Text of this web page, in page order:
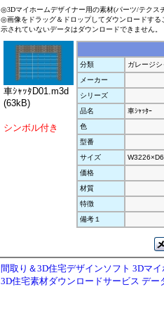
◎3Dマイホームデザイナー用の素材(パーツ/テクス
◎画像をドラッグ＆ドロップしてダウンロードす
示されていないデータはダウンロードできません。
車ｼｬｯﾀD01.m3d
(63kB)
シンボル付き
分類
ガレージ
メーカー
シリーズ
品名
車ｼｬｯﾀｰ
色
型番
サイズ
価格
材質
特徴
備考１
間取り＆3D住宅デザインソフト 3Dマ
3D住宅素材ダウンロードサービス デー